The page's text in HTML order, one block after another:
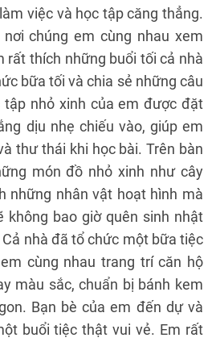
việc và học tập căng thẳng.
chúng em cùng nhau xem
rất thích những buổi tối cả nhà
bữa tối và chia sẻ những câu
tập nhỏ xinh của em được đặt
dịu nhẹ chiếu vào, giúp em
thư thái khi học bài. Trên bàn
món đồ nhỏ xinh như cây
những nhân vật hoạt hình mà
không bao giờ quên sinh nhật
nhà đã tổ chức một bữa tiệc
cùng nhau trang trí căn hộ
màu sắc, chuẩn bị bánh kem
Bạn bè của em đến dự và
buổi tiệc thật vui vẻ. Em rất